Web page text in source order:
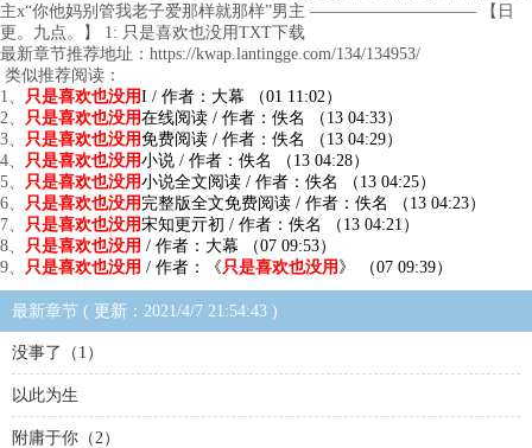
主x“你他妈别管我老子爱那样就那样”男主 —————————— 【日
更。九点。】 1: 只是喜欢也没用TXT下载
最新章节推荐地址：https://kwap.lantingge.com/134/134953/
类似推荐阅读：
1、 只是喜欢也没用I / 作者：大幕 （01 11:02）
2、 只是喜欢也没用在线阅读 / 作者：佚名 （13 04:33）
3、 只是喜欢也没用免费阅读 / 作者：佚名 （13 04:29）
4、 只是喜欢也没用小说 / 作者：佚名 （13 04:28）
5、 只是喜欢也没用小说全文阅读 / 作者：佚名 （13 04:25）
6、 只是喜欢也没用 完整版全文免费阅读 / 作者：佚名 （13 04:23）
7、 只是喜欢也没用宋知更亓初 / 作者：佚名 （13 04:21）
8、 只是喜欢也没用 / 作者：大幕 （07 09:53）
9、 只是喜欢也没用 / 作者：《只是喜欢也没用 》 （07 09:39）
最新章节 ( 更新：2021/4/7 21:54:43 )
没事了（1）
以此为生
附庸于你（2）